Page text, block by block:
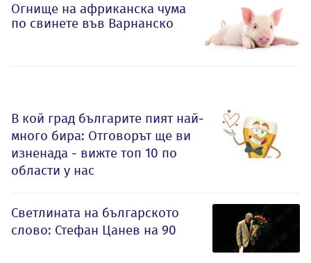
Огнище на африканска чума
по свинете във Варнанско
В кой град българите пият най-
много бира: Отговорът ще ви
изненада - вижте топ 10 по
области у нас
Светлината на българското
слово: Стефан Цанев на 90